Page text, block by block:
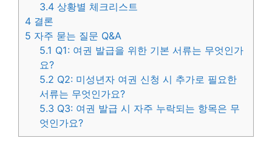
3.4 상황별 체크리스트
4 결론
5 자주 묻는 질문 Q&A
5.1 Q1: 여권 발급을 위한 기본 서류는 무엇인가
요?
5.2 Q2: 미성년자 여권 신청 시 추가로 필요한
서류는 무엇인가요?
5.3 Q3: 여권 발급 시 자주 누락되는 항목은 무
엇인가요?